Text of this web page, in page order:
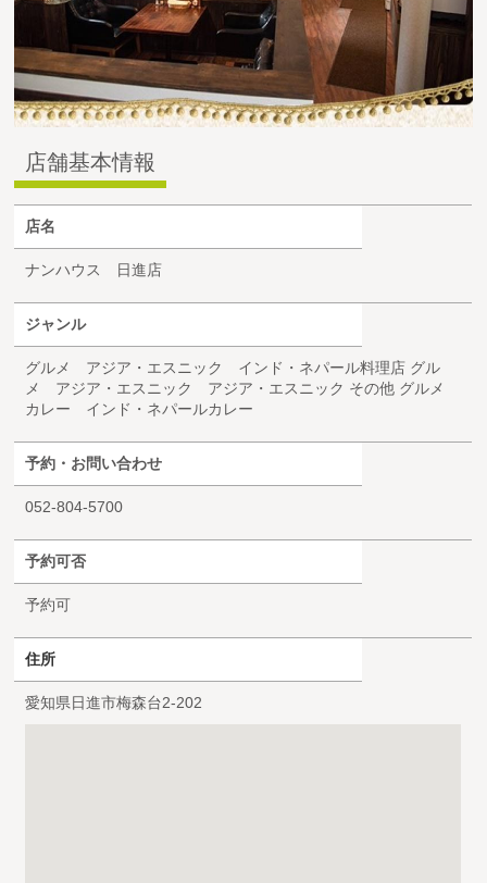
店舗基本情報
店名
ナンハウス 日進店
ジャンル
グルメ アジア・エスニック インド・ネパール料理店 グル
メ アジア・エスニック アジア・エスニック その他 グルメ
カレー インド・ネパールカレー
予約・お問い合わせ
052-804-5700
予約可否
予約可
住所
愛知県日進市梅森台2-202